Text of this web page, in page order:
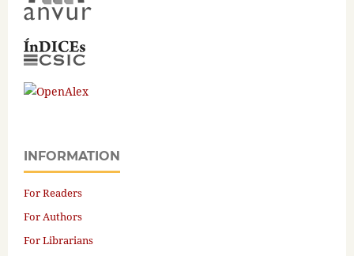
INFORMATION
For Readers
For Authors
For Librarians